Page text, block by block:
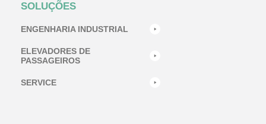
SOLUÇÕES
ENGENHARIA INDUSTRIAL
ELEVADORES DE
PASSAGEIROS
SERVICE